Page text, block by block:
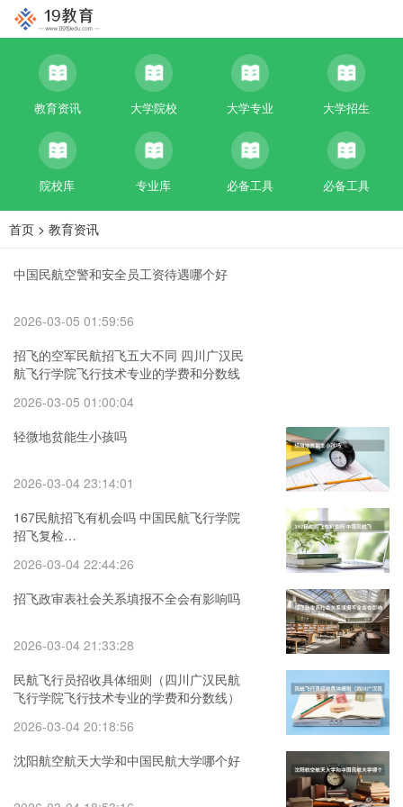
教育资讯 大学院校 大学专业 大学招生
院校库 专业库 必备工具 必备工具
首页 > 教育资讯
中国民航空警和安全员工资待遇哪个好
2026-03-05 01:59:56
招飞的空军民航招飞五大不同 四川广汉民
航飞行学院飞行技术专业的学费和分数线
2026-03-05 01:00:04
轻微地贫能生小孩吗
2026-03-04 23:14:01
167民航招飞有机会吗 中国民航飞行学院
招飞复检…
2026-03-04 22:44:26
招飞政审表社会关系填报不全会有影响吗
2026-03-04 21:33:28
民航飞行员招收具体细则（四川广汉民航
飞行学院飞行技术专业的学费和分数线）
2026-03-04 20:18:56
沈阳航空航天大学和中国民航大学哪个好